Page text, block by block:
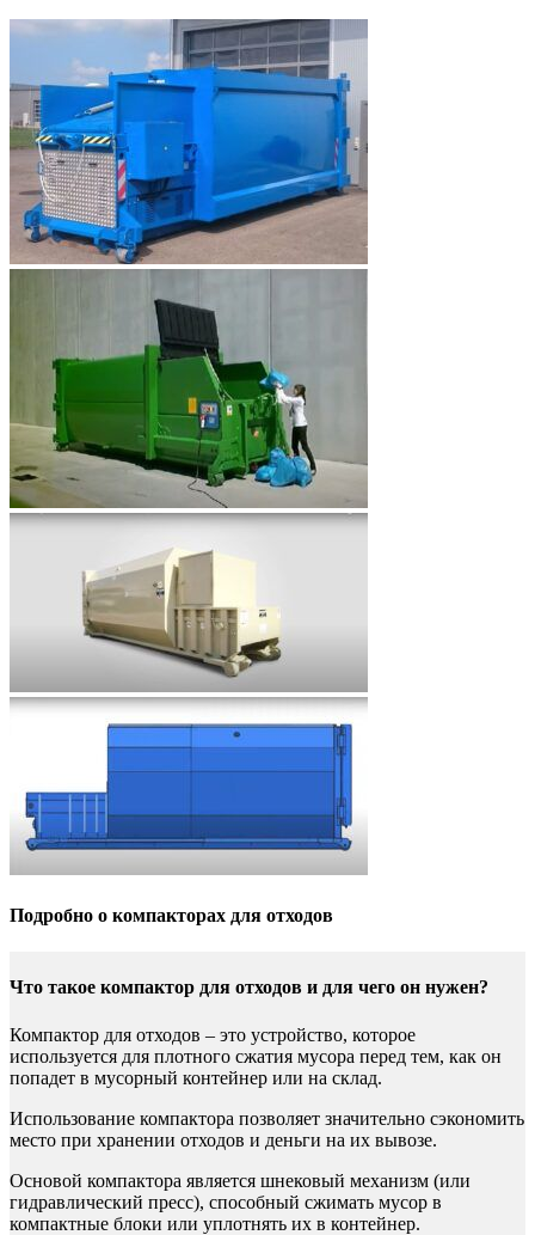
Подробно о компакторах для отходов
Что такое компактор для отходов и для чего он нужен?
Компактор для отходов – это устройство, которое
используется для плотного сжатия мусора перед тем, как он
попадет в мусорный контейнер или на склад.
Использование компактора позволяет значительно сэкономить
место при хранении отходов и деньги на их вывозе.
Основой компактора является шнековый механизм (или
гидравлический пресс), способный сжимать мусор в
компактные блоки или уплотнять их в контейнер.